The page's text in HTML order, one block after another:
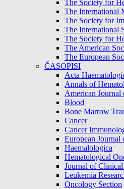
The Society for
The International
The Society for
The International
The Society for
The American
The European
ČASOPISI
Acta
Annals of
American
Blood
Bone Marrow
Cancer
Cancer
European Journal
Haemalologica
Hematological
Journal of
Leukemia
Oncology Section